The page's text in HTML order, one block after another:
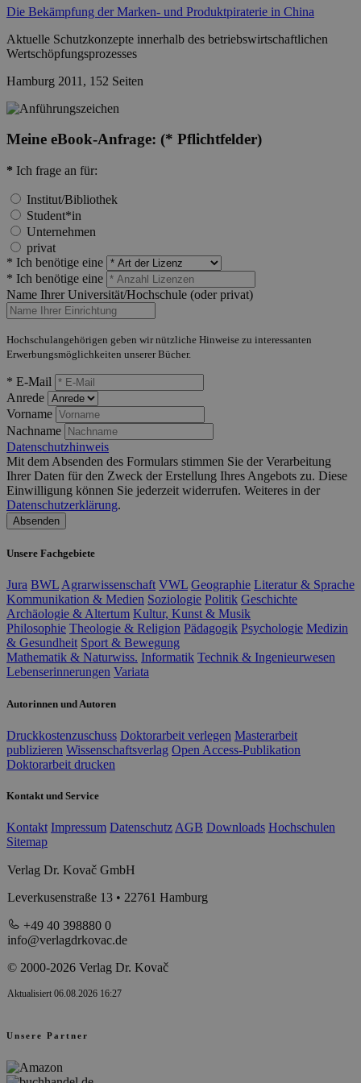
Die Bekämpfung der Marken- und Produktpiraterie in China
Aktuelle Schutzkonzepte innerhalb des betriebswirtschaftlichen
Wertschöpfungsprozesses
Hamburg 2011, 152 Seiten
Meine eBook-Anfrage: (* Pflichtfelder)
* Ich frage an für:
Institut/Bibliothek
Student*in
Unternehmen
privat
* Ich benötige eine
* Ich benötige eine
Name Ihrer Universität/Hochschule (oder privat)
Hochschulangehörigen geben wir nützliche Hinweise zu interessanten
Erwerbungsmöglichkeiten unserer Bücher.
* E-Mail
Anrede
Vorname
Nachname
Datenschutzhinweis
Mit dem Absenden des Formulars stimmen Sie der Verarbeitung
Ihrer Daten für den Zweck der Erstellung Ihres Angebots zu. Diese
Einwilligung können Sie jederzeit widerrufen. Weiteres in der
Datenschutzerklärung.
Absenden
Unsere Fachgebiete
Jura BWLAgrarwissenschaft VWL Geographie Literatur & Sprache
Kommunikation & Medien Soziologie Politik Geschichte
Archäologie & Altertum Kultur, Kunst & Musik
Philosophie Theologie & Religion Pädagogik Psychologie Medizin
& Gesundheit Sport & Bewegung
Mathematik & Naturwiss. Informatik Technik & Ingenieurwesen
Lebenserinnerungen Variata
Autorinnen und Autoren
Druckkostenzuschuss Doktorarbeit verlegen Masterarbeit
publizieren Wissenschaftsverlag Open Access-Publikation
Doktorarbeit drucken
Kontakt und Service
Kontakt Impressum Datenschutz AGB Downloads Hochschulen
Sitemap
Verlag Dr. Kovač GmbH
Leverkusenstraße 13 • 22761 Hamburg
+49 40 398880 0
info@verlagdrkovac.de
© 2000-2026 Verlag Dr. Kovač
Aktualisiert 06.08.2026 16:27
Unsere Partner